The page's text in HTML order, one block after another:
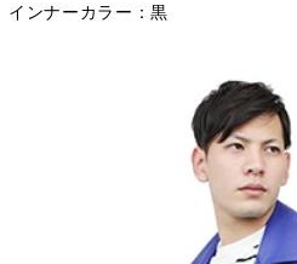
インナーカラー：黒